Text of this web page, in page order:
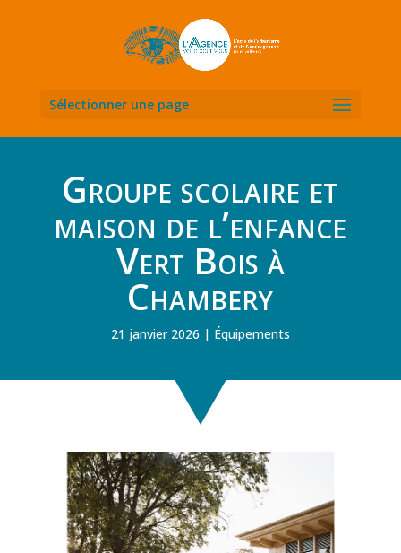
Sélectionner une page
Groupe scolaire et
maison de l’enfance
Vert Bois à
Chambery
21 janvier 2026 Équipements